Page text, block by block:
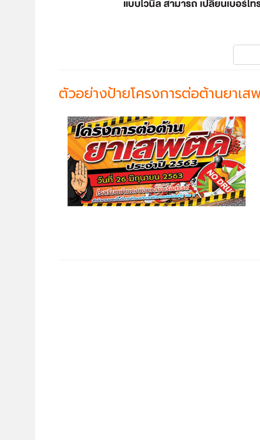
ตัวอย่างป้ายโครงการต่อต้านยาเส